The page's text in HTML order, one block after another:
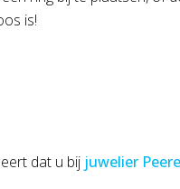
is!
dat u bij juwelier